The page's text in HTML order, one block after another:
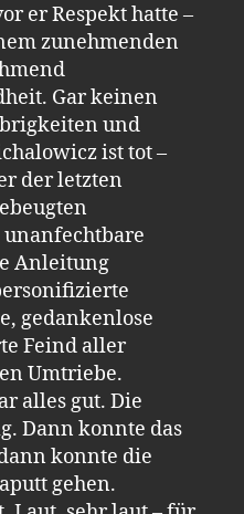
er Respekt hatte –
zunehmenden
Gar keinen
und
ist tot –
der letzten
Anleitung
gedankenlose
Feind aller
Umtriebe.
alles gut. Die
Dann konnte das
konnte die
gehen.